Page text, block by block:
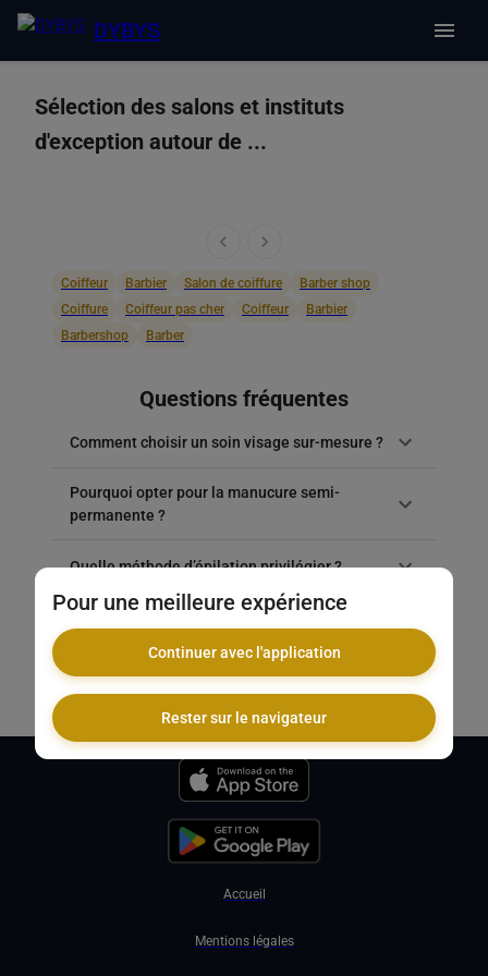
DYBYS
Sélection des salons et instituts
d'exception autour de ...
Coiffeur Barbier Salon de coiffure
Barber shop
Coiffure
Coiffeur pas cher Coiffeur
Barbier
Barbershop
Barber
Questions fréquentes
Comment choisir un soin visage sur-mesure ?
Pourquoi opter pour la manucure semi-
permanente ?
Quelle méthode d’épilation privilégier ?
Modelage détente ou soins experts ?
Accueil
Mentions légales
Pour une meilleure expérience
Continuer avec l'application
Rester sur le navigateur